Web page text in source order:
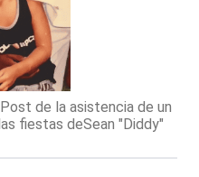
de la asistencia de un
fiestas deSean "Diddy"